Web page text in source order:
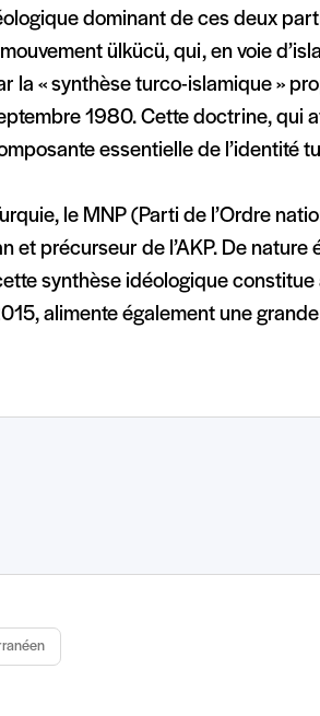
dominant de ces deux
ülkücü, qui, en voie
la « synthèse turco-islamique »
1980. Cette doctrine, qui
essentielle de l’identité
le MNP (Parti de l’Ordre
et précurseur de l’AKP. De nature
synthèse idéologique constitue
alimente également une